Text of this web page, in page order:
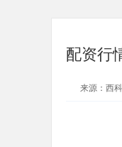
配资行
来源：西